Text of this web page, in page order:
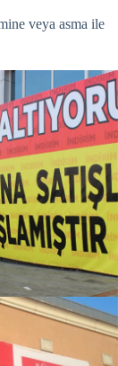
veya asma ile